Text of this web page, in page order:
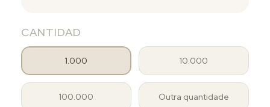
CANTIDAD
1.000 10.000
100.000 Outra quantidade